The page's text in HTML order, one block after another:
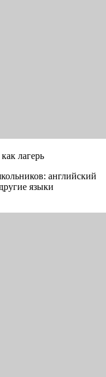
лагерь
английский
языки